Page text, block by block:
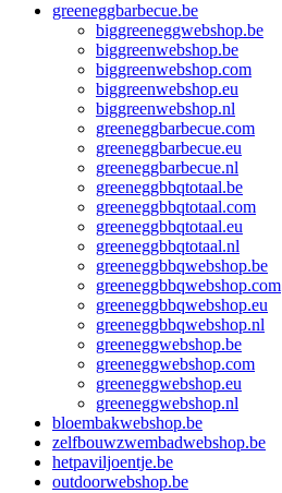
greeneggbarbecue.be
biggreeneggwebshop.be
biggreenwebshop.be
biggreenwebshop.com
biggreenwebshop.eu
biggreenwebshop.nl
greeneggbarbecue.com
greeneggbarbecue.eu
greeneggbarbecue.nl
greeneggbbqtotaal.be
greeneggbbqtotaal.com
greeneggbbqtotaal.eu
greeneggbbqtotaal.nl
greeneggbbqwebshop.be
greeneggbbqwebshop.com
greeneggbbqwebshop.eu
greeneggbbqwebshop.nl
greeneggwebshop.be
greeneggwebshop.com
greeneggwebshop.eu
greeneggwebshop.nl
bloembakwebshop.be
zelfbouwzwembadwebshop.be
hetpaviljoentje.be
outdoorwebshop.be